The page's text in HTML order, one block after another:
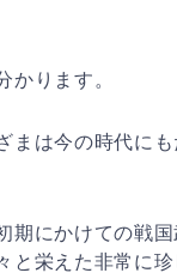
かります。
まは今の時代にも
期にかけての戦国
と栄えた非常に珍